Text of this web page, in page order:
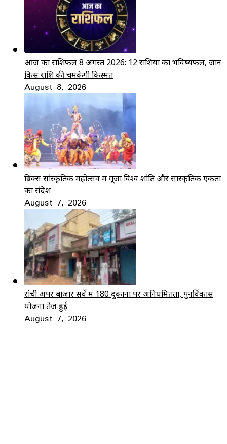
आज का राशिफल 8 अगस्त 2026: 12 राशियों का भविष्यफल, जानें
किस राशि की चमकेगी किस्मत
August 8, 2026
ब्रिक्स सांस्कृतिक महोत्सव में गूंजा विश्व शांति और सांस्कृतिक एकता
का संदेश
August 7, 2026
रांची अपर बाजार सर्वे में 180 दुकानों पर अनियमितता, पुनर्विकास
योजना तेज हुई
August 7, 2026